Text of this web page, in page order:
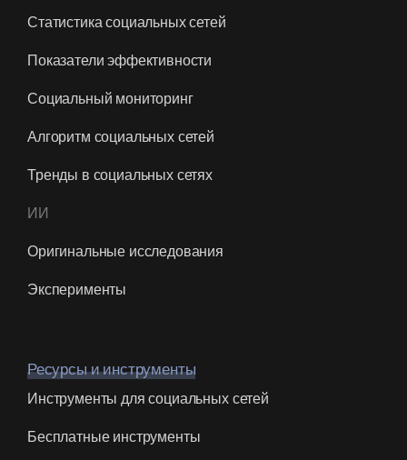
Показатели эффективности
Социальный мониторинг
Алгоритм социальных сетей
Тренды в социальных сетях
ИИ
Оригинальные исследования
Эксперименты
Бесплатные инструменты
Калькулятор